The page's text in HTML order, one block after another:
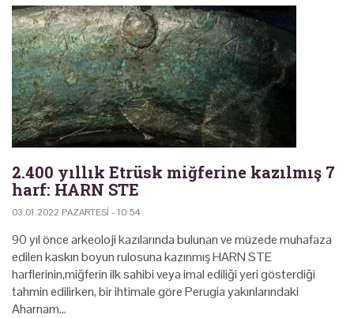
2.400 yıllık Etrüsk miğferine kazılmış 7
harf: HARN STE
03.01.2022 PAZARTESI - 10:54
90 yıl önce arkeoloji kazılarında bulunan ve müzede muhafaza
edilen kaskın boyun rulosuna kazınmış HARN STE
harflerinin,miğferin ilk sahibi veya imal ediliği yeri gösterdiği
tahmin edilirken, bir ihtimale göre Perugia yakınlarındaki
Aharnam…